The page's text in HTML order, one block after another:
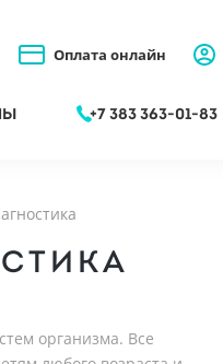
Оплата онлайн
+7 383 363-01-83
организма. Все